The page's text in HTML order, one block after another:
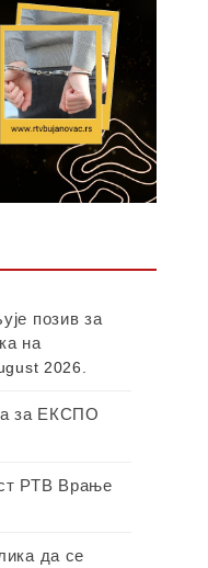
позив за
на
2026.
за ЕКСПО
РТВ Врање
да се